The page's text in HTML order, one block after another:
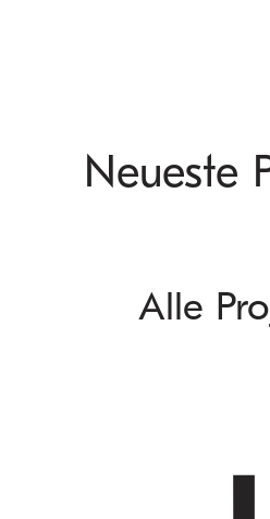
Neueste
Alle